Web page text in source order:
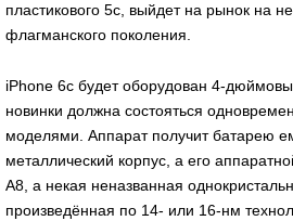
пластикового 5с, выйдет на рынок на
флагманского поколения.
iPhone 6c будет оборудован 4-
новинки должна состояться
моделями. Аппарат получит батарею
металлический корпус, а его
A8, а некая неназванная
произведённая по 14- или 16-нм